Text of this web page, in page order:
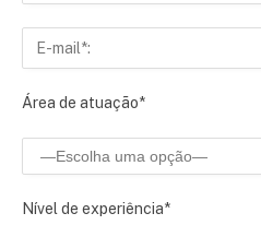
Área de atuação*
Nível de experiência*